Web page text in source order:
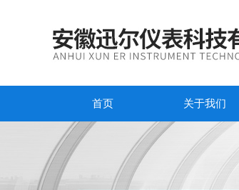
首页 关于我们